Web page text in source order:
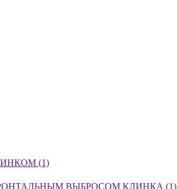
(1)
ВЫБРОСОМ КЛИНКА (1)